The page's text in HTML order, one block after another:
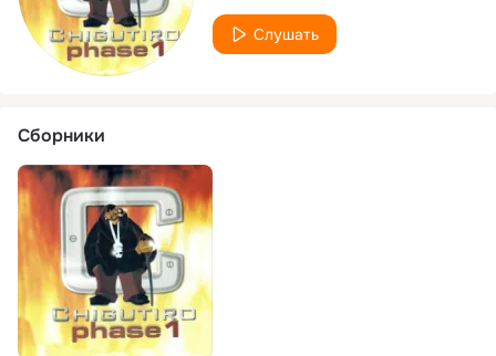
Слушать
Сборники